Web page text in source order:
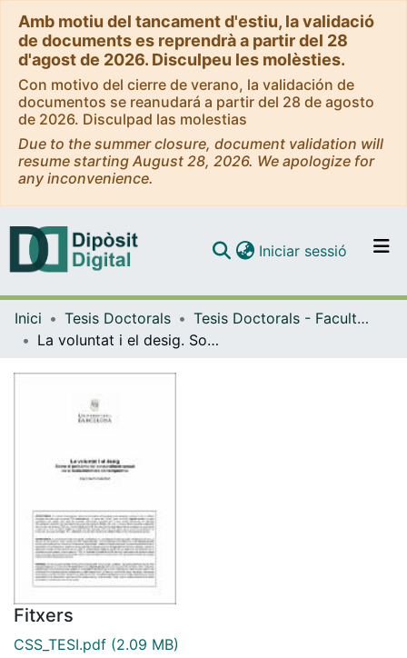
Amb motiu del tancament d'estiu, la validació
de documents es reprendrà a partir del 28
d'agost de 2026. Disculpeu les molèsties.
Con motivo del cierre de verano, la validación de
documentos se reanudará a partir del 28 de agosto
de 2026. Disculpad las molestias
Due to the summer closure, document validation will
resume starting August 28, 2026. We apologize for
any inconvenience.
Navega per tot el DD
Iniciar sessió (current)
Inici Tesis Doctorals
Tesis Doctorals - Facultat - Filologia
La voluntat i el desig. Sobre el problema del consentiment sexual en la teoria feminista contemporània
Fitxers
CSS_TESI.pdf (2.09 MB)